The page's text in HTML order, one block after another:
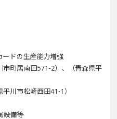
ードの生産能力増強
町居南田571-2）、（青森県平
川市松崎西田41-1）
設備等